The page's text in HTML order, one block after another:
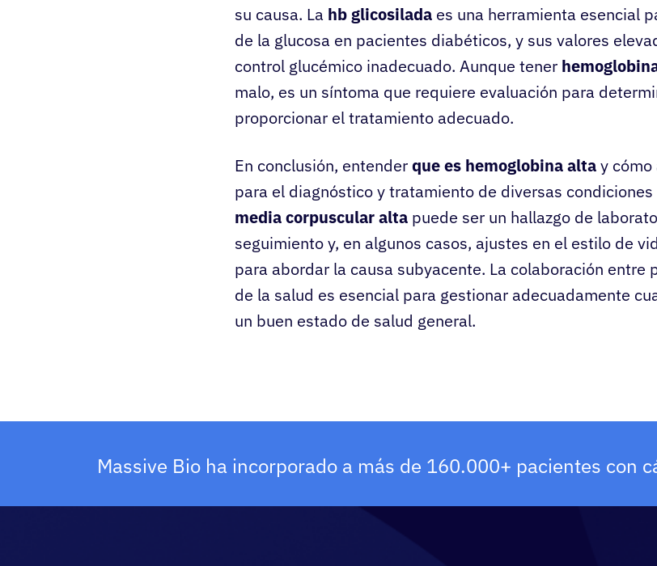
su causa. La hb glicosilada es una herramienta esencial
de la glucosa en pacientes diabéticos, y sus valores
control glucémico inadecuado. Aunque tener
malo, es un síntoma que requiere evaluación para
proporcionar el tratamiento adecuado.
En conclusión, entenderque es hemoglobina altay
para el diagnóstico y tratamiento de diversas condiciones
media corpuscular alta puede ser un hallazgo de
seguimiento y, en algunos casos, ajustes en el estilo de
para abordar la causa subyacente. La colaboración entre
de la salud es esencial para gestionar adecuadamente
un buen estado de salud general.
Massive Bio ha incorporado a más de 160.000+ pacientes con